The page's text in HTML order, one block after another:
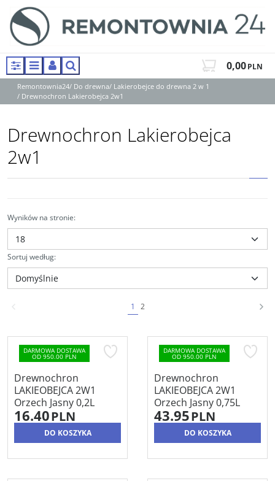
PanelMenuPanelSzukaj 0,00PLN
Remontownia24/ Do drewna/ Lakierobejce do drewna 2 w 1
/ Drewnochron Lakierobejca 2w1
Drewnochron Lakierobejca
2w1
Wyników na stronie:
Sortuj według:
1 2
DARMOWA DOSTAWA
OD 950.00 PLN
Drewnochron
LAKIEOBEJCA 2W1
Orzech Jasny 0,2L
16.40PLN
DO KOSZYKA
DARMOWA DOSTAWA
OD 950.00 PLN
Drewnochron
LAKIEOBEJCA 2W1
Orzech Jasny 0,75L
43.95PLN
DO KOSZYKA